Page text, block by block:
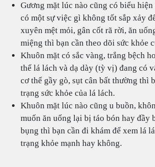
Gương mặt lúc nào cũng có biểu
có một sự việc gì không tốt sắp xảy
xuyên mệt mỏi, gân cốt rã rời, ăn
miệng thì bạn cần theo dõi sức khỏe
Khuôn mặt có sắc vàng, trắng bệch
thể lá lách và dạ dày (tỳ vị) đang có
cơ thể gầy gò, sụt cân bất thường thì
trạng sức khỏe của lá lách.
Khuôn mặt lúc nào cũng u buồn,
muốn ăn uống lại bị táo bón hay đầy
bụng thì bạn cần đi khám để xem lá
trạng khỏe mạnh hay không.